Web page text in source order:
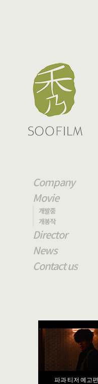
Company
Movie
개발중
개봉작
Director
News
Contact us
파과 티저 예고편